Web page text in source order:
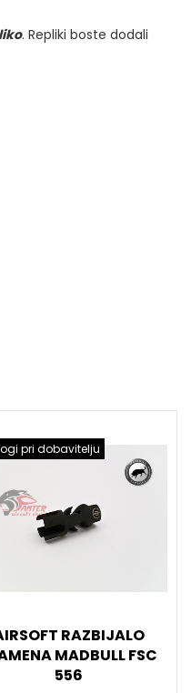
. Repliki boste dodali
pri dobavitelju
RAZBIJALO
MADBULL FSC
556